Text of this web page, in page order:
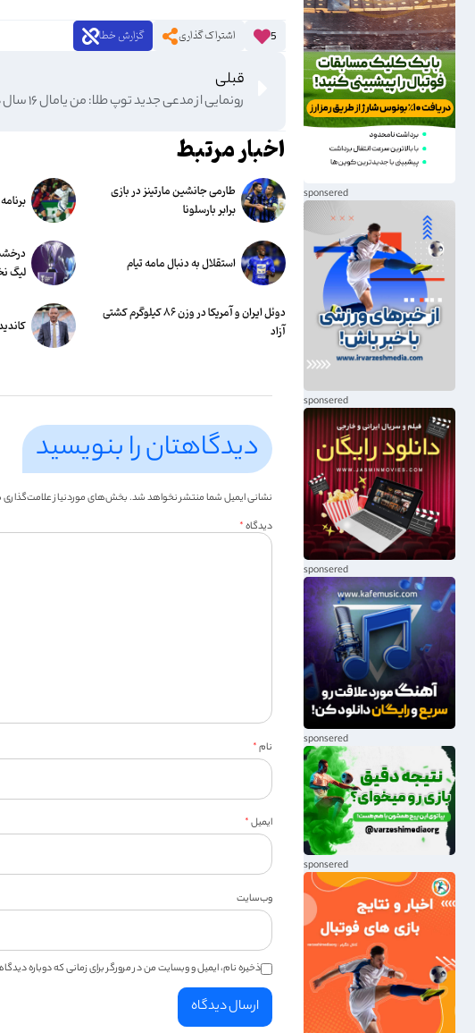
5 اشتراک گذاری گزارش خطا
قبلی
اخبار مرتبط
طارمی جانشین مارتینز در بازی
برابر بارسلونا
استقلال به دنبال مامه تیام
لیگ
دوئل ایران و آمریکا در وزن ۸۶ کیلوگرم کشتی
آزاد
دیدگاهتان را بنویسید
نشانی ایمیل شما منتشر نخواهد شد.بخش‌های موردنیاز علامت‌گذاری
دیدگاه*
نام*
ایمیل*
وب‌سایت
ذخیره نام، ایمیل و وبسایت من در مرورگر برای زمانی که دوباره